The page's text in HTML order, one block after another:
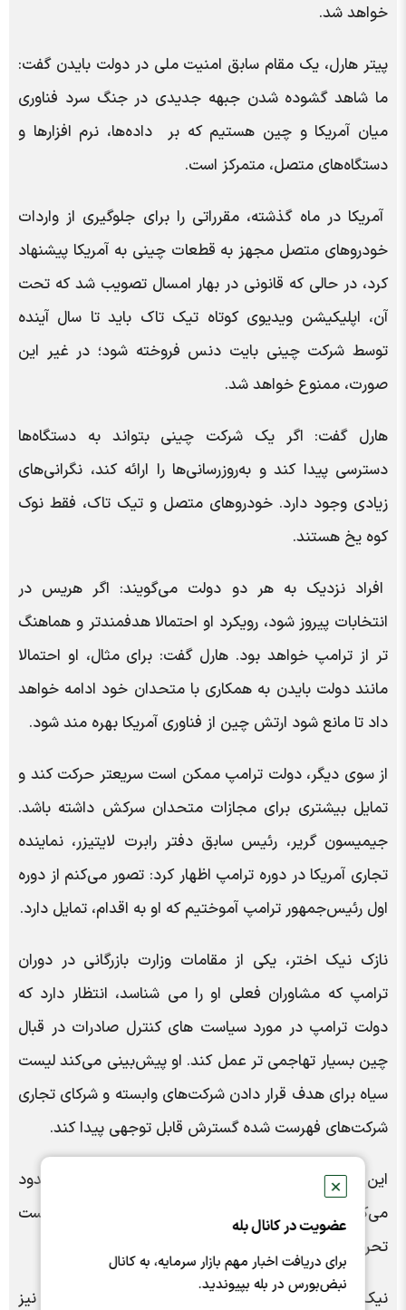
✕
عضویت در کانال بله
برای دریافت اخبار مهم بازار سرمایه، به کانال
نبض‌بورس در بله بپیوندید.
خواهد شد.
پیتر هارل، یک مقام سابق امنیت ملی در دولت بایدن گفت:
ما شاهد گشوده شدن جبهه جدیدی در جنگ سرد فناوری
میان آمریکا و چین هستیم که بر داده‌ها، نرم افزارها و
دستگاه‌های متصل، متمرکز است.
آمریکا در ماه گذشته، مقرراتی را برای جلوگیری از واردات
خودروهای متصل مجهز به قطعات چینی به آمریکا پیشنهاد
کرد، در حالی که قانونی در بهار امسال تصویب شد که تحت
آن، اپلیکیشن ویدیوی کوتاه تیک تاک باید تا سال آینده
توسط شرکت چینی بایت دنس فروخته شود؛ در غیر این
صورت، ممنوع خواهد شد.
هارل گفت: اگر یک شرکت چینی بتواند به دستگاه‌ها
دسترسی پیدا کند و به‌روزرسانی‌ها را ارائه کند، نگرانی‌های
زیادی وجود دارد. خودروهای متصل و تیک تاک، فقط نوک
کوه یخ هستند.
افراد نزدیک به هر دو دولت می‌گویند: اگر هریس در
انتخابات پیروز شود، رویکرد او احتمالا هدفمندتر و هماهنگ
تر از ترامپ خواهد بود. هارل گفت: برای مثال، او احتمالا
مانند دولت بایدن به همکاری با متحدان خود ادامه خواهد
داد تا مانع شود ارتش چین از فناوری آمریکا بهره مند شود.
از سوی دیگر، دولت ترامپ ممکن است سریعتر حرکت کند و
تمایل بیشتری برای مجازات متحدان سرکش داشته باشد.
جیمیسون گریر، رئیس سابق دفتر رابرت لایتیزر، نماینده
تجاری آمریکا در دوره ترامپ اظهار کرد: تصور می‌کنم از دوره
اول رئیس‌جمهور ترامپ آموختیم که او به اقدام، تمایل دارد.
نازک نیک اختر، یکی از مقامات وزارت بازرگانی در دوران
ترامپ که مشاوران فعلی او را می شناسد، انتظار دارد که
دولت ترامپ در مورد سیاست های کنترل صادرات در قبال
چین بسیار تهاجمی تر عمل کند. او پیش‌بینی می‌کند لیست
سیاه برای هدف قرار دادن شرکت‌های وابسته و شرکای تجاری
شرکت‌های فهرست ‌شده گسترش قابل توجهی پیدا کند.
این فهرست، صادرات را به شرکت‌های فهرست ‌شده محدود
می‌کند. ترامپ شرکت فناوری هواوی چین را به فهرست
تحریم‌ها اضافه کرد.
نیک اختر اظهار کرد: مجوز ارسال فناوری آمریکا به چین نیز